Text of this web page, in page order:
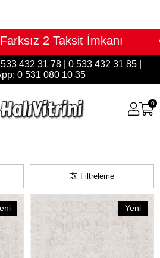
• Toptan
432 31 78 | 0 533 432 31 85 |
0 531 080 10 35
0
Filtreleme
Yeni
Ürün